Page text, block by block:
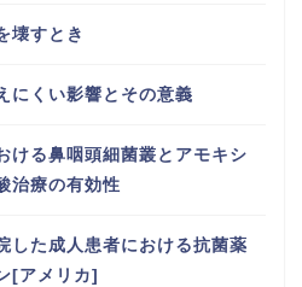
壊すとき
にくい影響とその意義
ける鼻咽頭細菌叢とアモキシ
治療の有効性
した成人患者における抗菌薬
[アメリカ]